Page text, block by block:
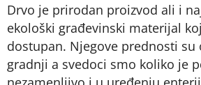
Drvo je prirodan proizvod ali i
ekološki građevinski materijal
dostupan. Njegove prednosti su
gradnji a svedoci smo koliko je